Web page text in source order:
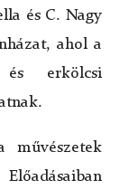
és C. Nagy
ahol a
erkölcsi